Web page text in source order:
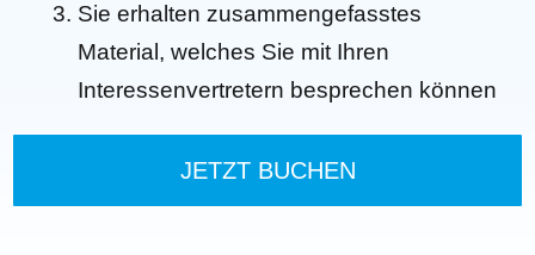
Sie erhalten zusammengefasstes
Material, welches Sie mit Ihren
Interessenvertretern besprechen können
JETZT BUCHEN